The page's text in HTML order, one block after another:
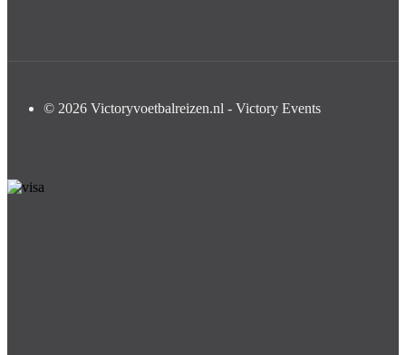
© 2026 Victoryvoetbalreizen.nl - Victory Events